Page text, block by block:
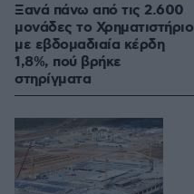
Ξανά πάνω από τις 2.600
μονάδες το Χρηματιστήριο
με εβδομαδιαία κέρδη
1,8%, πού βρήκε
στηρίγματα